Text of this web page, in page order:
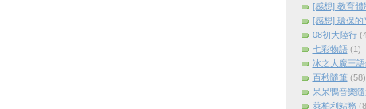
[感想] 教育體
[感想] 環保的
08初大陸行
七彩物語 (1)
冰之大魔王
百秒隨筆 (58)
呆呆鴨音樂隨
萊柏利站務